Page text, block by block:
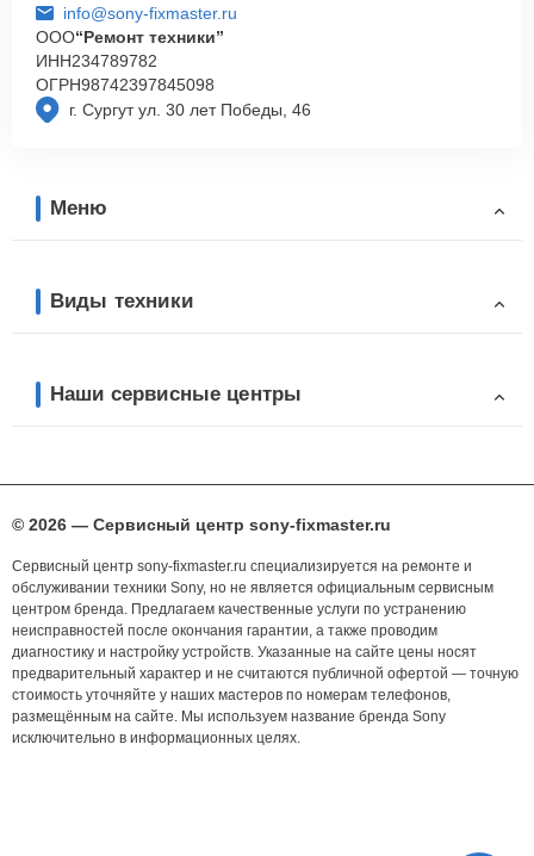
г. Сургут ул. 30 лет Победы, 46
info@sony-fixmaster.ru
ООО“Ремонт техники”
ИНН234789782
ОГРН98742397845098
Меню
Виды техники
Наши сервисные центры
© 2026 — Сервисный центр sony-fixmaster.ru
Сервисный центр sony-fixmaster.ru специализируется на ремонте и
обслуживании техники Sony, но не является официальным сервисным
центром бренда. Предлагаем качественные услуги по устранению
неисправностей после окончания гарантии, а также проводим
диагностику и настройку устройств. Указанные на сайте цены носят
предварительный характер и не считаются публичной офертой — точную
стоимость уточняйте у наших мастеров по номерам телефонов,
размещённым на сайте. Мы используем название бренда Sony
исключительно в информационных целях.